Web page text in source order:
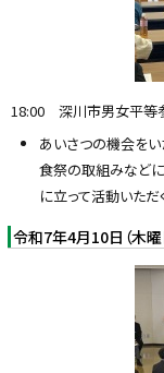
18:00 深川市男女平等
あいさつの機会をい
食祭の取組みなど
に立って活動いただ
令和7年4月10日（木曜